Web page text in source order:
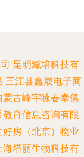
昆明臧培科技有
三江县鑫晟电子商
蒙古峰宇咏春拳俱
育信息咨询有限
好房（北京）物业
海塔丽生物科技有